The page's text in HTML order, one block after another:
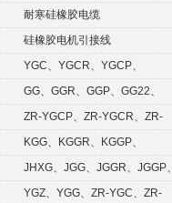
耐寒硅橡胶电缆
硅橡胶电机引接线
YGC、YGCR、YGCP、
YGCRP
GG、GGR、GGP、GG22、
GGRP
ZR-YGCP、ZR-YGCR、ZR-
YGCRP
KGG、KGGR、KGGP、
KGGRP
JHXG、JGG、JGGR、JGGP、
JGGFYGZ、YGG、ZR-YGC、ZR-